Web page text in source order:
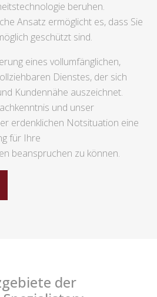
beruhen.
Ansatz ermöglicht es, dass Sie
geschützt sind.
eines vollumfänglichen,
Dienstes, der sich
Kundennähe auszeichnet.
und unser
erdenklichen Notsituation eine
für Ihre
beanspruchen zu können.
der